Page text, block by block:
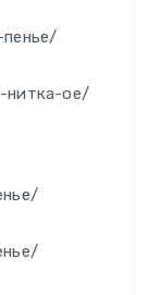
нитка-ое/